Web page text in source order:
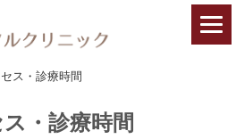
ス・診療時間
・診療時間